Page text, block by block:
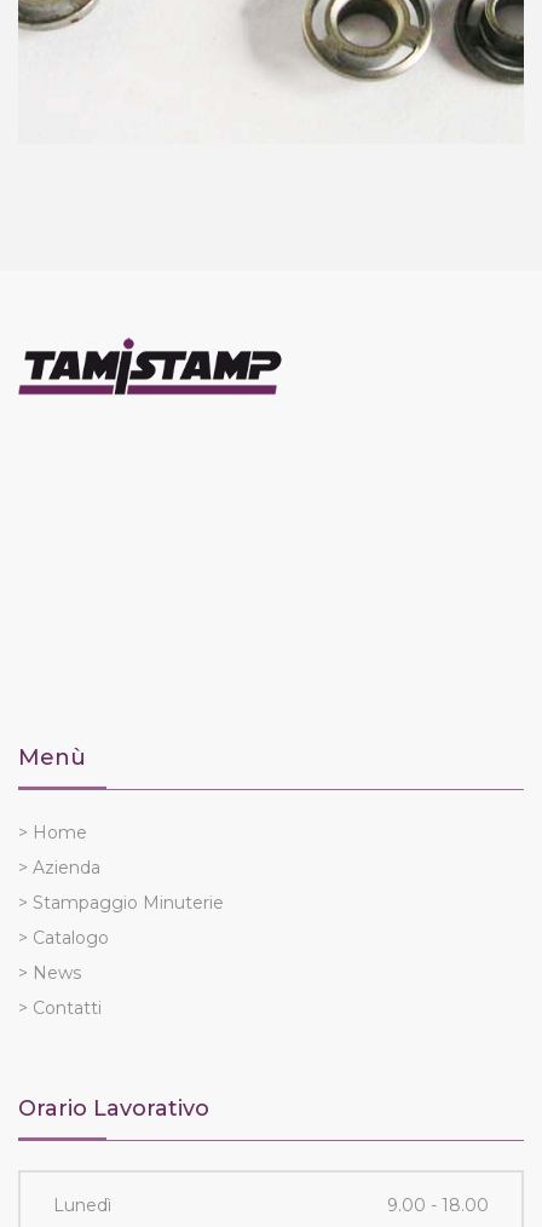
Menù
> Home
> Azienda
> Stampaggio Minuterie
> Catalogo
> News
> Contatti
Orario Lavorativo
Lunedì
9.00 - 18.00